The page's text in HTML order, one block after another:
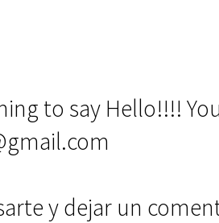
to say Hello!!!!
y dejar un